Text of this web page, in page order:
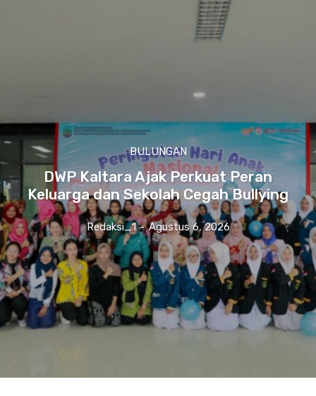
BULUNGAN
DWP Kaltara Ajak Perkuat Peran
Keluarga dan Sekolah Cegah Bullying
Redaksi_1 - Agustus 6, 2026